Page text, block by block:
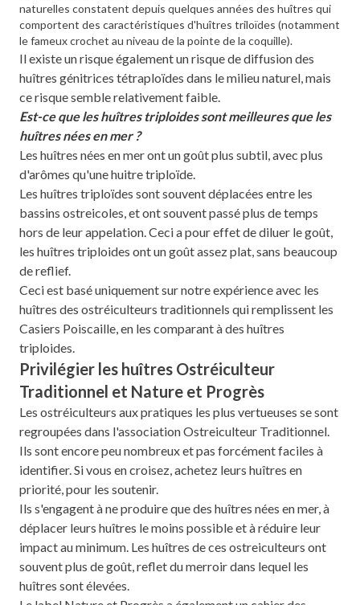
naturelles constatent depuis quelques années des huîtres qui
comportent des caractéristiques d'huîtres triloïdes (notamment
le fameux crochet au niveau de la pointe de la coquille).
Il existe un risque également un risque de diffusion des
huîtres génitrices tétraploïdes dans le milieu naturel, mais
ce risque semble relativement faible.
Est-ce que les huîtres triploides sont meilleures que les
huîtres nées en mer ?
Les huîtres nées en mer ont un goût plus subtil, avec plus
d'arômes qu'une huitre triploïde.
Les huîtres triploïdes sont souvent déplacées entre les
bassins ostreicoles, et ont souvent passé plus de temps
hors de leur appelation. Ceci a pour effet de diluer le goût,
les huîtres triploides ont un goût assez plat, sans beaucoup
de reflief.
Ceci est basé uniquement sur notre expérience avec les
huîtres des ostréiculteurs traditionnels qui remplissent les
Casiers Poiscaille, en les comparant à des huîtres
triploides.
Privilégier les huîtres Ostréiculteur
Traditionnel et Nature et Progrès
Les ostréiculteurs aux pratiques les plus vertueuses se sont
regroupées dans l'association Ostreiculteur Traditionnel.
Ils sont encore peu nombreux et pas forcément faciles à
identifier. Si vous en croisez, achetez leurs huîtres en
priorité, pour les soutenir.
Ils s'engagent à ne produire que des huîtres nées en mer, à
déplacer leurs huîtres le moins possible et à réduire leur
impact au minimum. Les huîtres de ces ostreiculteurs ont
souvent plus de goût, reflet du merroir dans lequel les
huîtres sont élevées.